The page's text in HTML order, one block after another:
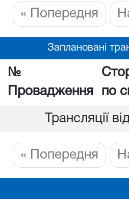
« Попередня
Заплановані
№
Провадження
по
Трансляції
« Попередня